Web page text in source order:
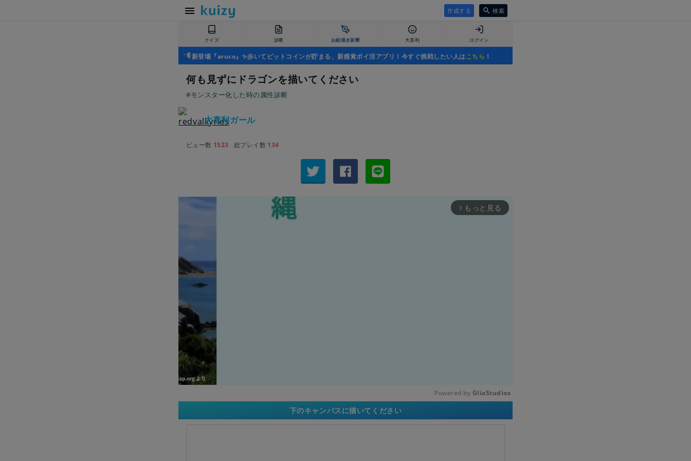
作成する 検索
クイズ 診断 お絵描き診断 大喜利 ログイン
新登場『aruco』✨歩いてビットコインが貯まる、新感覚ポイ活アプリ！今すぐ挑戦したい人はこちら ！
何も見ずにドラゴンを描いてください
#モンスター化した時の属性診断
大喜利ガール
ビュー数 1523 総プレイ数 134
arrow_forward_ios もっと見る
Mute
Powered by GliaStudios
下のキャンバスに描いてください